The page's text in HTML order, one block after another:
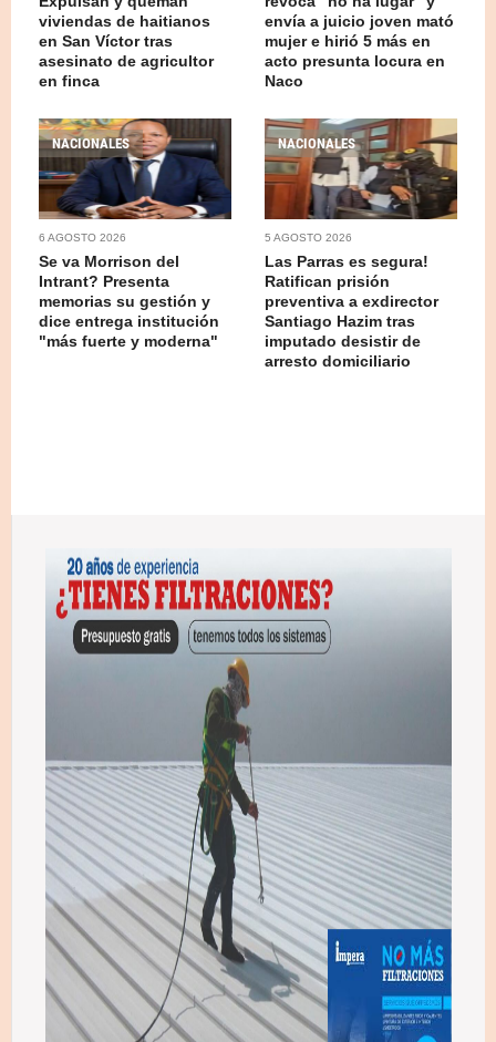
viviendas de haitianos
en San Víctor tras
asesinato de agricultor
en finca
envía a juicio joven mató
mujer e hirió 5 más en
acto presunta locura en
Naco
NACIONALES
6 AGOSTO 2026
Se va Morrison del
Intrant? Presenta
memorias su gestión y
dice entrega institución
"más fuerte y moderna"
NACIONALES
5 AGOSTO 2026
Las Parras es segura!
Ratifican prisión
preventiva a exdirector
Santiago Hazim tras
imputado desistir de
arresto domiciliario